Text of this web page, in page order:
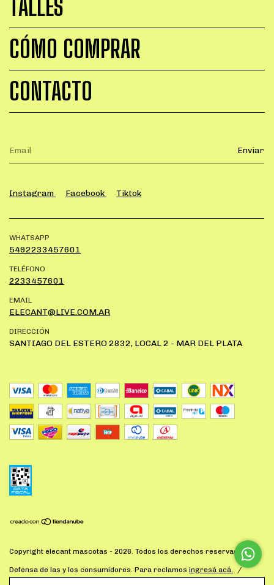
TALLES
CÓMO COMPRAR
CONTACTO
Instagram Facebook Tiktok
WHATSAPP
5492233457601
TELÉFONO
2233457601
EMAIL
ELECANT@LIVE.COM.AR
DIRECCIÓN
SANTIAGO DEL ESTERO 2832, LOCAL 2 - MAR DEL PLATA
Copyright elecant mascotas - 2026. Todos los derechos reservados.
Defensa de las y los consumidores. Para reclamos ingresá acá.
/